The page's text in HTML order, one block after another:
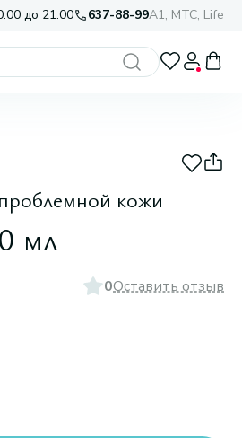
до 21:00 637-88-99A1, МТС, Life
кожи
мл
0Оставить отзыв